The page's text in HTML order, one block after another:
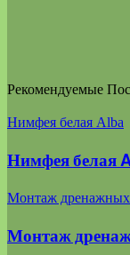
Рекомендуемые
Нимфея белая Alba
Нимфея белая
Монтаж дренажных
Монтаж